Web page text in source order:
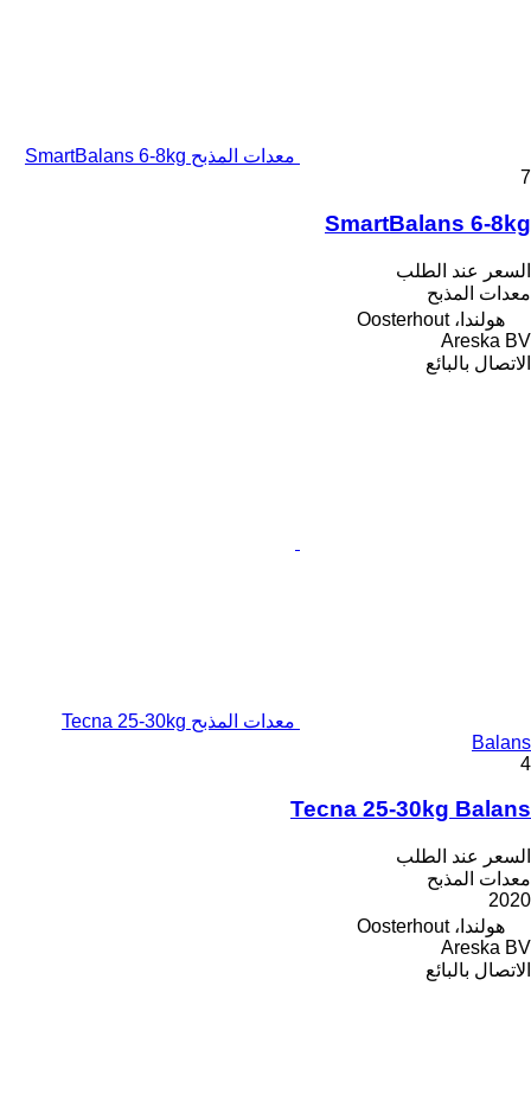
معدات المذبح SmartBalans 6-8kg
7
SmartBalans 6-8kg
السعر عند الطلب
معدات المذبح
هولندا، Oosterhout
Areska BV
الاتصال بالبائع
معدات المذبح Tecna 25-30kg
Balans
4
Tecna 25-30kg Balans
السعر عند الطلب
معدات المذبح
2020
هولندا، Oosterhout
Areska BV
الاتصال بالبائع